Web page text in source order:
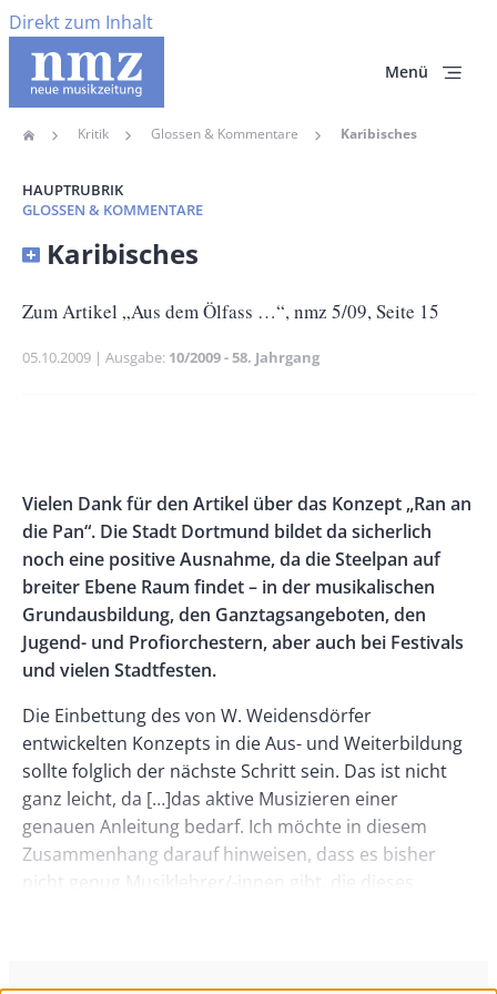
Direkt zum Inhalt
Menü
Home Kritik Glossen & Kommentare Karibisches
HAUPTRUBRIK
GLOSSEN & KOMMENTARE
Banner
Size
Karibisches
Untertitel
Zum Artikel „Aus dem Ölfass …“, nmz 5/09, Seite 15
Publikationsdatum
05.10.2009 Ausgabe 10/2009 - 58. Jahrgang
Left
Rectangle
Right
Body
Vielen Dank für den Artikel über das Konzept „Ran an
die Pan“. Die Stadt Dortmund bildet da sicherlich
noch eine positive Ausnahme, da die Steelpan auf
breiter Ebene Raum findet – in der musikalischen
Grundausbildung, den Ganztagsangeboten, den
Jugend- und Profiorchestern, aber auch bei Festivals
und vielen Stadtfesten.
Die Einbettung des von W. Weidensdörfer
entwickelten Konzepts in die Aus- und Weiterbildung
sollte folglich der nächste Schritt sein. Das ist nicht
ganz leicht, da […]das aktive Musizieren einer
genauen Anleitung bedarf. Ich möchte in diesem
Zusammenhang darauf hinweisen, dass es bisher
nicht genug Musiklehrer/-innen gibt, die dieses